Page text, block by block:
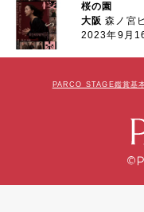
桜の園
大阪森ノ宮
2023年9月
PARCO STAGE鑑賞基